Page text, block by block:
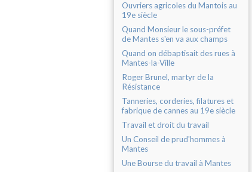
Ouvriers agricoles du Mantois au
19e siècle
Quand Monsieur le sous-préfet
de Mantes s'en va aux champs
Quand on débaptisait des rues à
Mantes-la-Ville
Roger Brunel, martyr de la
Résistance
Tanneries, corderies, filatures et
fabrique de cannes au 19e siècle
Travail et droit du travail
Un Conseil de prud'hommes à
Mantes
Une Bourse du travail à Mantes